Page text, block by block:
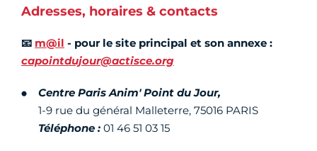
Adresses, horaires & contacts
📧 m@il - pour le site principal et son annexe :
capointdujour@actisce.org
Centre Paris Anim' Point du Jour,
1-9 rue du général Malleterre, 75016 PARIS
Téléphone : 01 46 51 03 15